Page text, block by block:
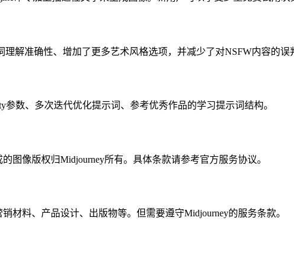
解准确性、增加了更多艺术风格选项，并减少了对NSFW内容的误
数、多次迭代优化提示词、参考优秀作品的学习提示词结构。
图像版权归Midjourney所有。具体条款请参考官方服务协议。
材料、产品设计、出版物等。但需要遵守Midjourney的服务条款。